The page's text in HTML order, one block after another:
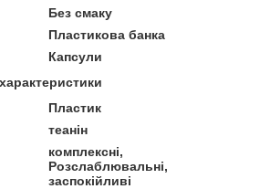
Без смаку
Пластикова банка
Капсули
Пластик
теанін
комплексні,
Розслаблювальні,
заспокійливі